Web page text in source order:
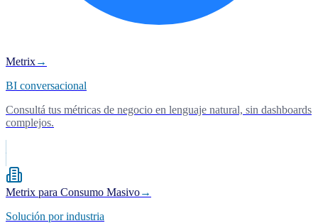
Metrix→
BI conversacional
Consultá tus métricas de negocio en lenguaje natural, sin dashboards
complejos.
Metrix para Consumo Masivo→
Solución por industria